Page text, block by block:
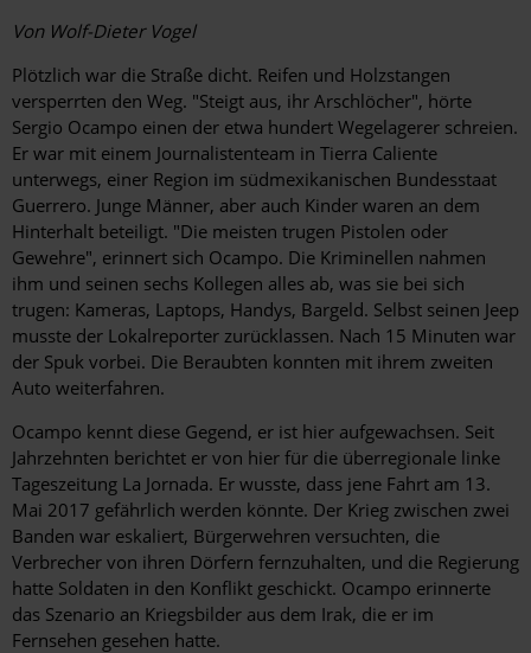
Von Wolf-Dieter Vogel
Plötzlich war die Straße dicht. Reifen und Holzstangen
versperrten den Weg. "Steigt aus, ihr Arschlöcher", hörte
Sergio Ocampo einen der etwa hundert Wegelagerer schreien.
Er war mit einem Journalistenteam in Tierra Caliente
unterwegs, einer Region im südmexikanischen Bundesstaat
Guerrero. Junge Männer, aber auch Kinder waren an dem
Hinterhalt beteiligt. "Die meisten trugen Pistolen oder
Gewehre", erinnert sich Ocampo. Die Kriminellen nahmen
ihm und seinen sechs Kollegen alles ab, was sie bei sich
trugen: Kameras, Laptops, Handys, Bargeld. Selbst seinen Jeep
musste der Lokalreporter zurücklassen. Nach 15 Minuten war
der Spuk vorbei. Die Beraubten konnten mit ihrem zweiten
Auto weiterfahren.
Ocampo kennt diese Gegend, er ist hier aufgewachsen. Seit
Jahrzehnten berichtet er von hier für die überregionale linke
Tageszeitung La Jornada. Er wusste, dass jene Fahrt am 13.
Mai 2017 gefährlich werden könnte. Der Krieg zwischen zwei
Banden war eskaliert, Bürgerwehren versuchten, die
Verbrecher von ihren Dörfern fernzuhalten, und die Regierung
hatte Soldaten in den Konflikt geschickt. Ocampo erinnerte
das Szenario an Kriegsbilder aus dem Irak, die er im
Fernsehen gesehen hatte.